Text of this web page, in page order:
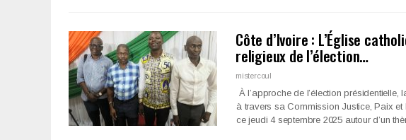
Côte d’Ivoire : L’Église
religieux de l’élection…
mistercoul
À l’approche de l’élection
à travers sa Commission Justice, Paix et
ce jeudi 4 septembre 2025 autour d’un